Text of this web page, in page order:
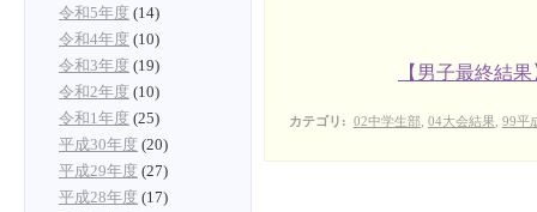
【男子最終結果
カテゴリ : 02中学生部, 04大会結果 99平
令和5年度 (14)
令和4年度 (10)
令和3年度 (19)
令和2年度 (10)
令和1年度 (25)
平成30年度 (20)
平成29年度 (27)
平成28年度 (17)